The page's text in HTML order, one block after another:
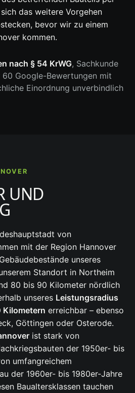
das weitere Vorgehen
bevor wir zu einem
kommen.
nach § 54 KrWG, Sachkunde
60 Google-Bewertungen mit
Einordnung unverbindlich
UND
von
mit der Region Hannover
unseres
Standort in Northeim
80 bis 90 Kilometer nördlich
unseres Leistungsradius
Kilometern erreichbar – ebenso
Göttingen oder Osterode.
ist stark von
der 1950er- bis
umfangreichem
der 1960er- bis 1980er-Jahre
Baualtersklassen tauchen